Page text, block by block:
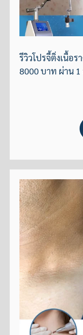
รีวิวโปรจี้ติ่งเนื้อร
8000 บาท ผ่าน 1